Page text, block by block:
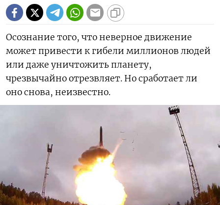
Осознание того, что неверное движение
может привести к гибели миллионов людей
или даже уничтожить планету,
чрезвычайно отрезвляет. Но сработает ли
оно снова, неизвестно.